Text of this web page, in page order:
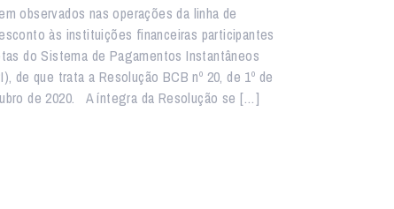
observados nas operações da linha de
às instituições financeiras participantes
do Sistema de Pagamentos Instantâneos
de que trata a Resolução BCB nº 20, de 1º de
de 2020. A íntegra da Resolução se […]